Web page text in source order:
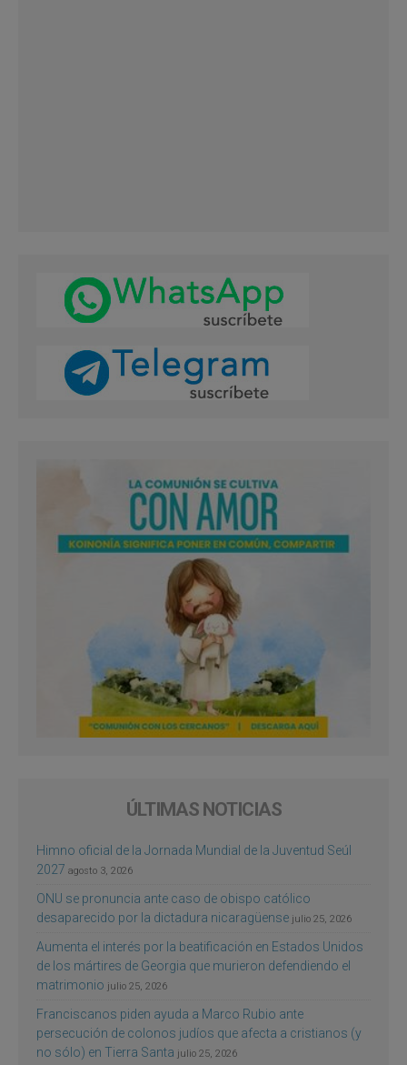
ÚLTIMAS NOTICIAS
Himno oficial de la Jornada Mundial de la Juventud Seúl
2027 agosto 3, 2026
ONU se pronuncia ante caso de obispo católico
desaparecido por la dictadura nicaragüense julio 25, 2026
Aumenta el interés por la beatificación en Estados Unidos
de los mártires de Georgia que murieron defendiendo el
matrimonio julio 25, 2026
Franciscanos piden ayuda a Marco Rubio ante
persecución de colonos judíos que afecta a cristianos (y
no sólo) en Tierra Santa julio 25, 2026